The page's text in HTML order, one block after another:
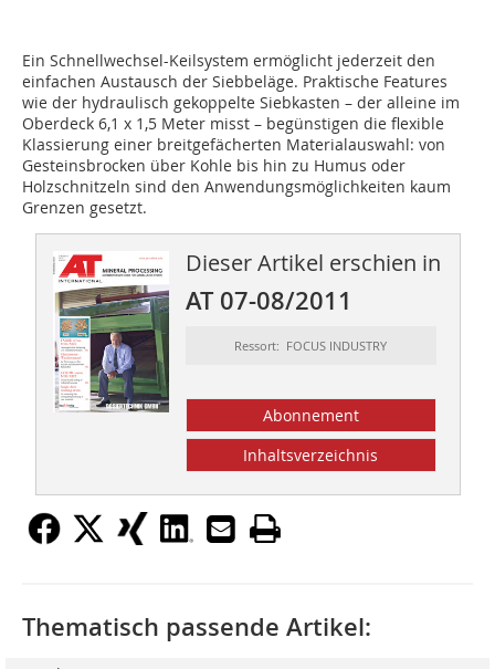
Ein Schnellwechsel-Keilsystem ermöglicht jederzeit den
einfachen Austausch der Siebbeläge. Praktische Features
wie der hydraulisch gekoppelte Siebkasten – der alleine im
Oberdeck 6,1 x 1,5 Meter misst – begünstigen die flexible
Klassierung einer breitgefächerten Materialauswahl: von
Gesteinsbrocken über Kohle bis hin zu Humus oder
Holzschnitzeln sind den Anwendungsmöglichkeiten kaum
Grenzen gesetzt.
Dieser Artikel erschien in
AT 07-08/2011
Ressort: FOCUS INDUSTRY
Abonnement
Inhaltsverzeichnis
Thematisch passende Artikel: